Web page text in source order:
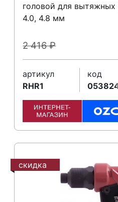
головой для вытяжных
4.0, 4.8 мм
2 416₽
артикул
RHR1
код
скидка